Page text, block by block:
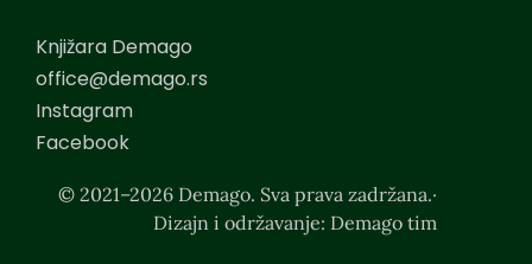
Knjižara Demago
office@demago.rs
Instagram
Facebook
© 2021–2026 Demago. Sva prava zadržana.·
Dizajn i održavanje: Demago tim